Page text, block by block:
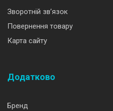
Зворотній зв’язок
Повернення товару
Карта сайту
Додатково
Бренд